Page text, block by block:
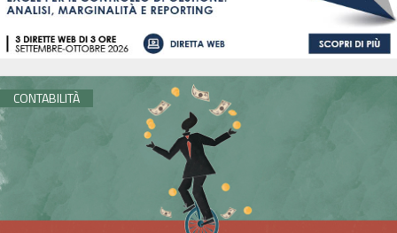
CONTABILITÀ